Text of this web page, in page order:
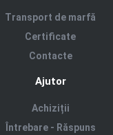
Transport de marfă
Certificate
Contacte
Ajutor
Achiziții
Întrebare - Răspuns